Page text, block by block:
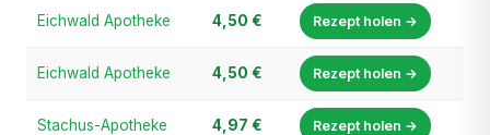
Eichwald Apotheke 4,50 € Rezept holen →
Eichwald Apotheke 4,50 € Rezept holen →
Stachus-Apotheke 4,97 € Rezept holen →